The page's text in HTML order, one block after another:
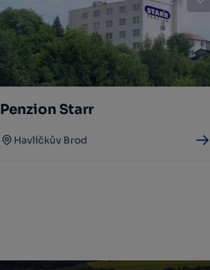
Penzion Starr
Havlíčkův Brod